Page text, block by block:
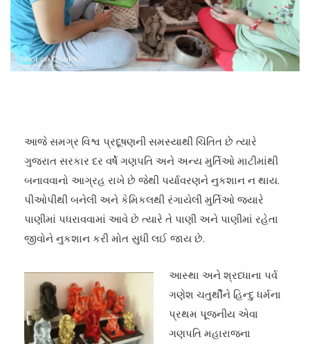
આજે સમગ્ર વિશ્વ પ્રદૂષણની સમસ્યાથી ચિંતિત છે ત્યારે
ગુજરાત સરકાર દર વર્ષે ગણપતિ અને અન્ય મુર્તિઓ માટીમાંથી
બનાવવાનો આગ્રહ રાખે છે જેથી પર્યાવરણને નુકશાન ન થાય.
પીઓપીથી બનેલી અને કેમિકલથી રંગાયેલી મુર્તિઓ જ્યારે
પાણીમાં પધરાવવામાં આવે છે ત્યારે તે પાણી અને પાણીમાં રહેતા
જીવોને નુકશાન કરી મોત સુધી લઈ જાય છે.
આસ્થા અને શ્રધ્ધાના પર્વ
ગણેશ ચતુર્થીને હિન્દુ ધર્મના
પ્રથમ પૂજનીય એવા
ગણપતિ મહારાજના